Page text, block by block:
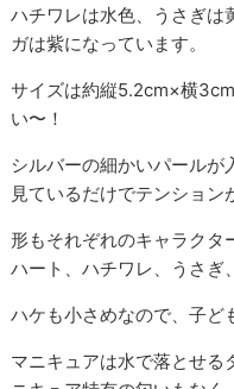
ハチワレは水色、うさぎは
ガは紫になっています。
サイズは約縦5.2cm×横
い〜！
シルバーの細かいパールが
見ているだけでテンション
形もそれぞれのキャラクタ
ハート、ハチワレ、うさぎ
ハケも小さめなので、子ど
マニキュアは水で落とせる